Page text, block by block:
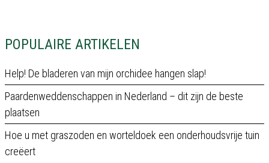
POPULAIRE ARTIKELEN
Help! De bladeren van mijn orchidee hangen slap!
Paardenweddenschappen in Nederland – dit zijn de beste
plaatsen
Hoe u met graszoden en worteldoek een onderhoudsvrije tuin
creëert